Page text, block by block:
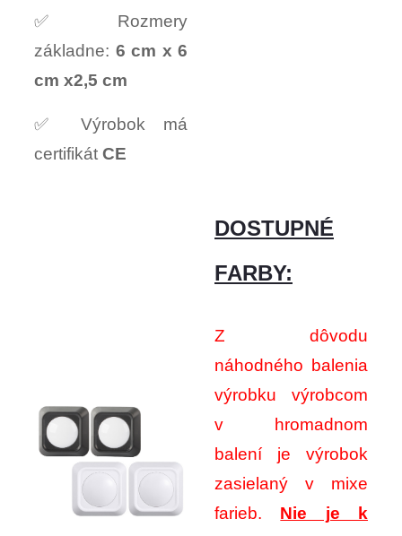
✅ Rozmery
základne: 6 cm x 6
cm x2,5 cm
✅ Výrobok má
certifikát CE
DOSTUPNÉ
FARBY:
Z dôvodu
náhodného balenia
výrobku výrobcom
v hromadnom
balení je výrobok
zasielaný v mixe
farieb. Nie je k